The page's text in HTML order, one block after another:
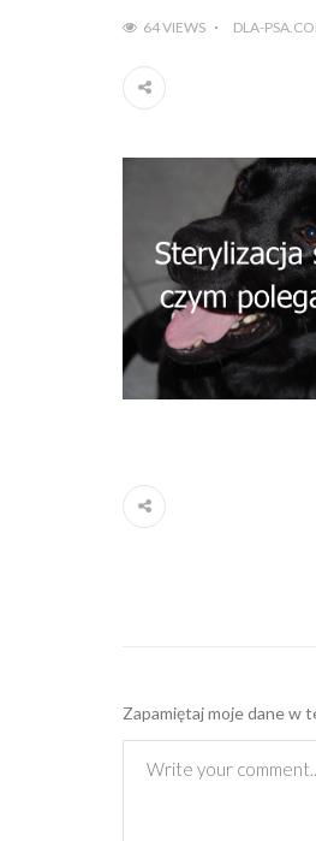
64 VIEWS DLA-
Zapamiętaj moje dane w